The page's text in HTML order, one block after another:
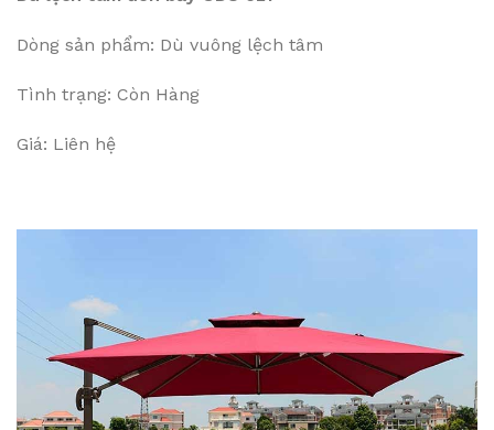
Dòng sản phẩm: Dù vuông lệch tâm
Tình trạng: Còn Hàng
Giá: Liên hệ